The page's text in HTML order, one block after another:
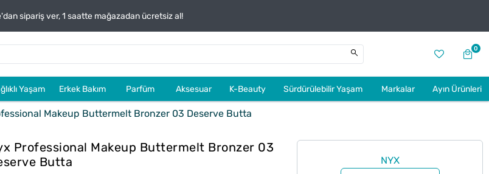
sipariş ver, 1 saatte mağazadan ücretsiz al!
0
Yaşam Erkek Bakım Parfüm Aksesuar K-Beauty Sürdürülebilir Yaşam Markalar Ayın Ürünleri
Makeup Buttermelt Bronzer 03 Deserve Butta
Professional Makeup Buttermelt Bronzer 03
Butta
NYX